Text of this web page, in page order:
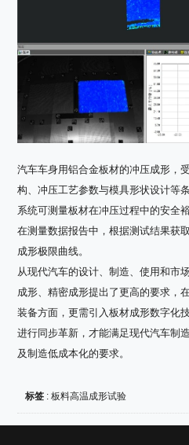
汽车车身用铝合金板材的冲压成形，
构、冲压工艺参数与模具形状设计等
系统可测量板材在冲压过程中的安全
在测量数据报告中，根据测试结果获
成形极限曲线。
从现代汽车的设计、制造、使用和市
成形、精密成形提出了更高的要求，
装备方面，更需引入板材成形数字化
进行同步革新，才能满足现代汽车制
及制造低成本化的要求。
标签 :板料高温成形试验